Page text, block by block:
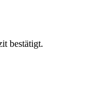
bestätigt.